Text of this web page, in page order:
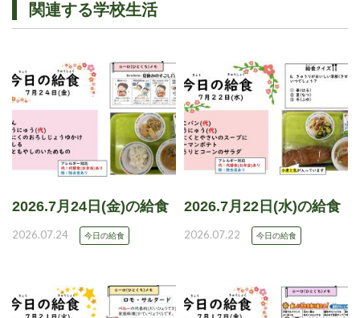
関連する学校生活
2026.7月24日(金)の給食
2026.07.24 今日の給食
2026.7月22日(水)の給食
2026.07.22 今日の給食